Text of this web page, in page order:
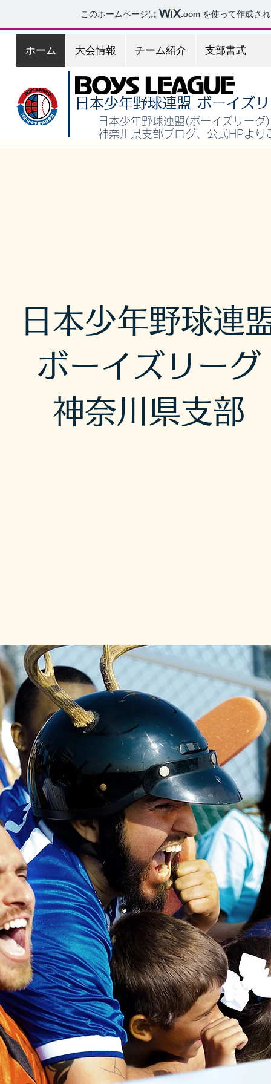
このホームページは .com を使って作成さ
ホーム 大会情報 チーム紹介 支部書式
日本少年野球連盟 ボーイズ
日本少年野球連盟(ボーイズリー
神奈川県支部ブログ、公式HPよ
日本少年野球連
ボーイズリーグ
神奈川県支部